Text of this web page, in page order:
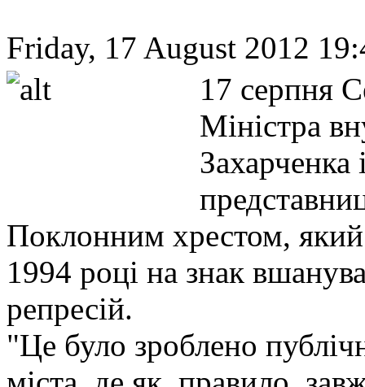
Friday, 17 August 2012
17 серпня
Міністра
Захарченка
Поклонним хрестом, який
1994 році на знак
репресій.
"Це було зроблено